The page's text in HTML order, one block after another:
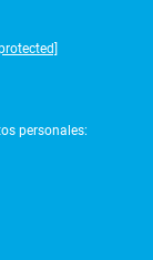
personales: